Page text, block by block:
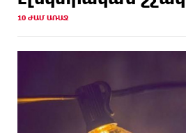
10 ԺԱՄ ԱՌԱՋ